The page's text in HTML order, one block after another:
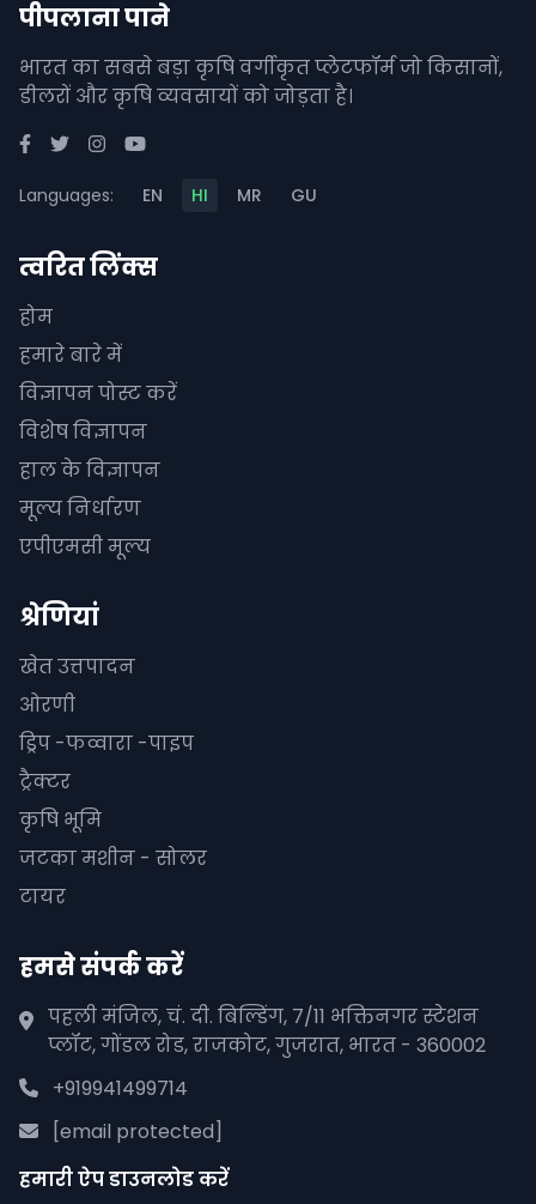
पीपलाना पाने
भारत का सबसे बड़ा कृषि वर्गीकृत प्लेटफॉर्म जो किसानों,
डीलरों और कृषि व्यवसायों को जोड़ता है।
Languages: EN HI MR GU
त्वरित लिंक्स
होम
हमारे बारे में
विज्ञापन पोस्ट करें
विशेष विज्ञापन
हाल के विज्ञापन
मूल्य निर्धारण
एपीएमसी मूल्य
श्रेणियां
खेत उत्तपादन
ओरणी
ड्रिप -फव्वारा -पाइप
ट्रैक्टर
कृषि भूमि
जटका मशीन - सोलर
टायर
हमसे संपर्क करें
पहली मंजिल, चं. दी. बिल्डिंग, 7/11 भक्तिनगर स्टेशन
प्लॉट, गोंडल रोड, राजकोट, गुजरात, भारत - 360002
+919941499714
[email protected]
हमारी ऐप डाउनलोड करें